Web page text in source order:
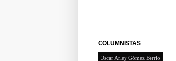
COLUMNISTAS
Oscar Arley Gómez Berrio